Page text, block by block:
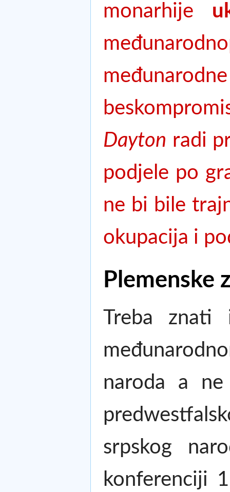
monarhije
Dayton radi
podjele po
ne bi bile
okupacija i
Plemenske
Treba
naroda a
srpskog
konferenciji